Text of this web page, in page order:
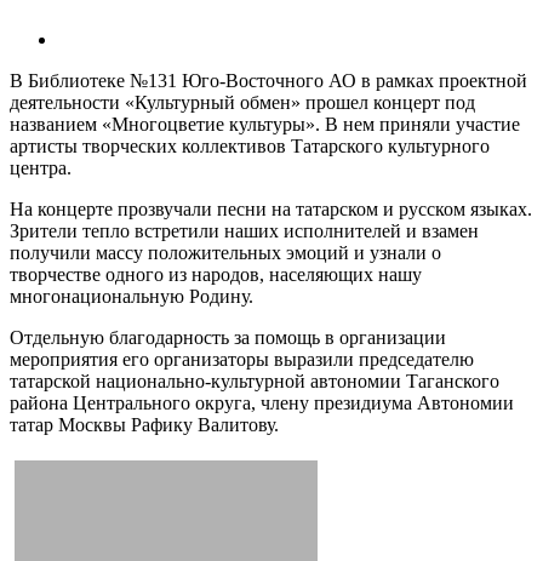
В Библиотеке №131 Юго-Восточного АО в рамках проектной
деятельности «Культурный обмен» прошел концерт под
названием «Многоцветие культуры». В нем приняли участие
артисты творческих коллективов Татарского культурного
центра.
На концерте прозвучали песни на татарском и русском языках.
Зрители тепло встретили наших исполнителей и взамен
получили массу положительных эмоций и узнали о
творчестве одного из народов, населяющих нашу
многонациональную Родину.
Отдельную благодарность за помощь в организации
мероприятия его организаторы выразили председателю
татарской национально-культурной автономии Таганского
района Центрального округа, члену президиума Автономии
татар Москвы Рафику Валитову.